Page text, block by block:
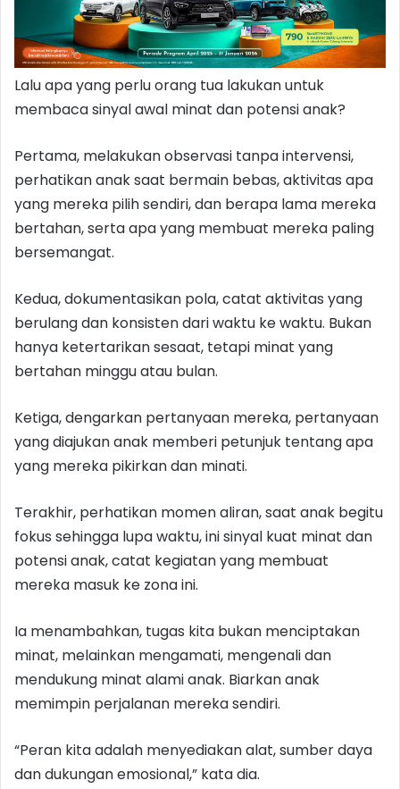
Lalu apa yang perlu orang tua lakukan untuk
membaca sinyal awal minat dan potensi anak?
Pertama, melakukan observasi tanpa intervensi,
perhatikan anak saat bermain bebas, aktivitas apa
yang mereka pilih sendiri, dan berapa lama mereka
bertahan, serta apa yang membuat mereka paling
bersemangat.
Kedua, dokumentasikan pola, catat aktivitas yang
berulang dan konsisten dari waktu ke waktu. Bukan
hanya ketertarikan sesaat, tetapi minat yang
bertahan minggu atau bulan.
Ketiga, dengarkan pertanyaan mereka, pertanyaan
yang diajukan anak memberi petunjuk tentang apa
yang mereka pikirkan dan minati.
Terakhir, perhatikan momen aliran, saat anak begitu
fokus sehingga lupa waktu, ini sinyal kuat minat dan
potensi anak, catat kegiatan yang membuat
mereka masuk ke zona ini.
Ia menambahkan, tugas kita bukan menciptakan
minat, melainkan mengamati, mengenali dan
mendukung minat alami anak. Biarkan anak
memimpin perjalanan mereka sendiri.
“Peran kita adalah menyediakan alat, sumber daya
dan dukungan emosional,” kata dia.